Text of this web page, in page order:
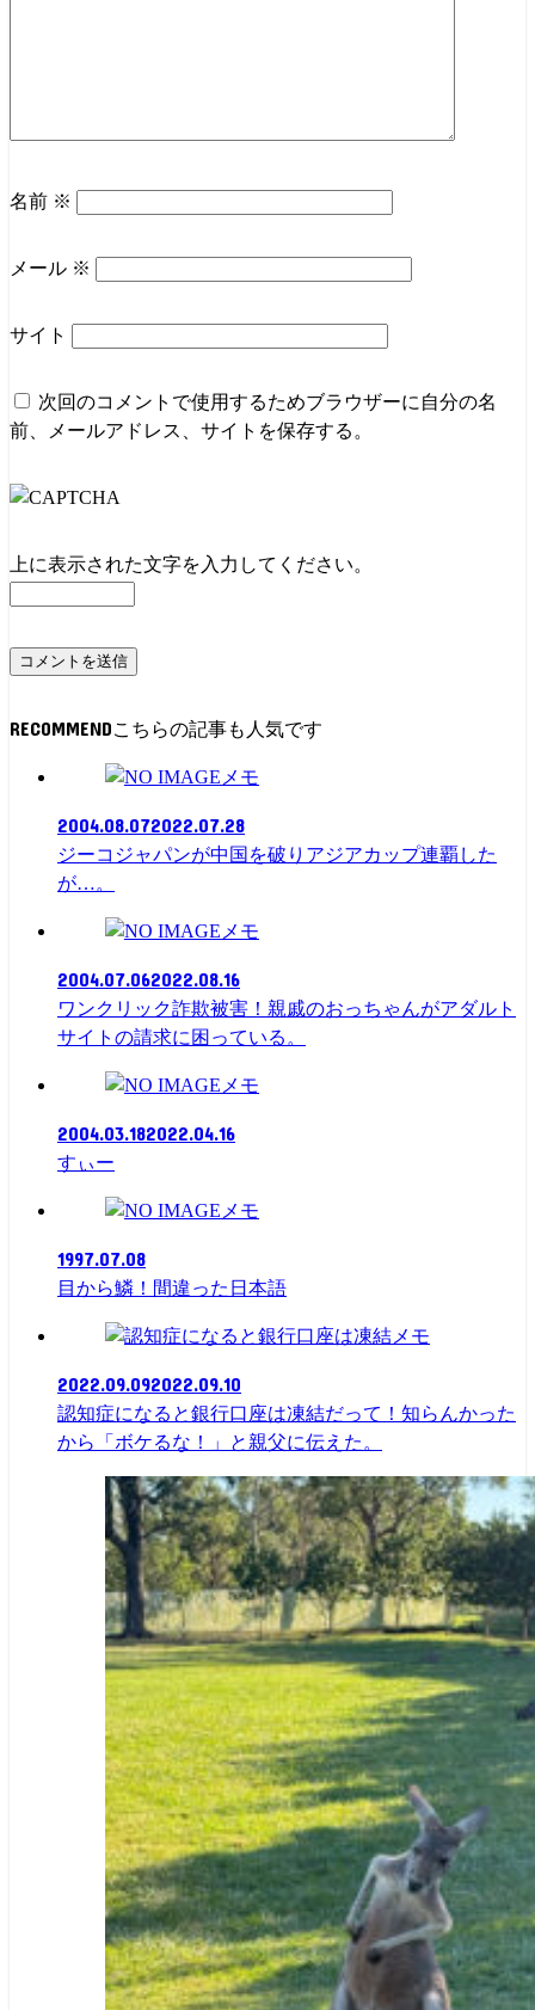
名前 ※
メール ※
サイト
次回のコメントで使用するためブラウザーに自分の名
前、メールアドレス、サイトを保存する。
上に表示された文字を入力してください。
RECOMMEND
メモ
2004.08.072022.07.28
ジーコジャパンが中国を破りアジアカップ連覇した
が…。
メモ
2004.07.062022.08.16
ワンクリック詐欺被害！親戚のおっちゃんがアダルト
サイトの請求に困っている。
メモ
2004.03.182022.04.16
すぃー
メモ
1997.07.08
目から鱗！間違った日本語
メモ
2022.09.092022.09.10
認知症になると銀行口座は凍結だって！知らんかった
から「ボケるな！」と親父に伝えた。